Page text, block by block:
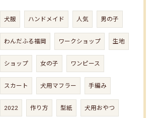
犬服 ハンドメイド 人気 男の子
わんだふる福岡 ワークショップ 生地
ショップ 女の子 ワンピース
スカート 犬用マフラー 手編み
2022 作り方 型紙 犬用おやつ